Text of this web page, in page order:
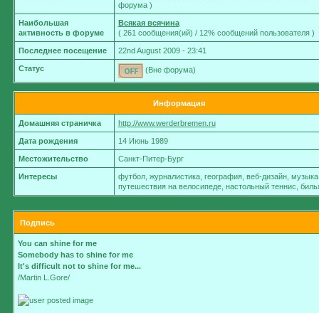
форума )
Наибольшая
активность в форуме
Всякая всячина
( 261 сообщения(ий) / 12% сообщений пользователя )
Последнее посещение 22nd August 2009 - 23:41
Статус (Вне форума)
Информация
Домашняя страничка http://www.werderbremen.ru
Дата рождения 14 Июнь 1989
Местожительство Санкт-Питер-Бург
Интересы
футбол, журналистика, география, веб-дизайн,
путешествия на велосипеде, настольный теннис,
Подпись
You can shine for me
Somebody has to shine for me
It's difficult not to shine for me...
/Martin L.Gore/